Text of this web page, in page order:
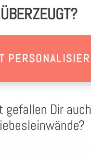
ÜBERZEUGT?
gefallen Dir